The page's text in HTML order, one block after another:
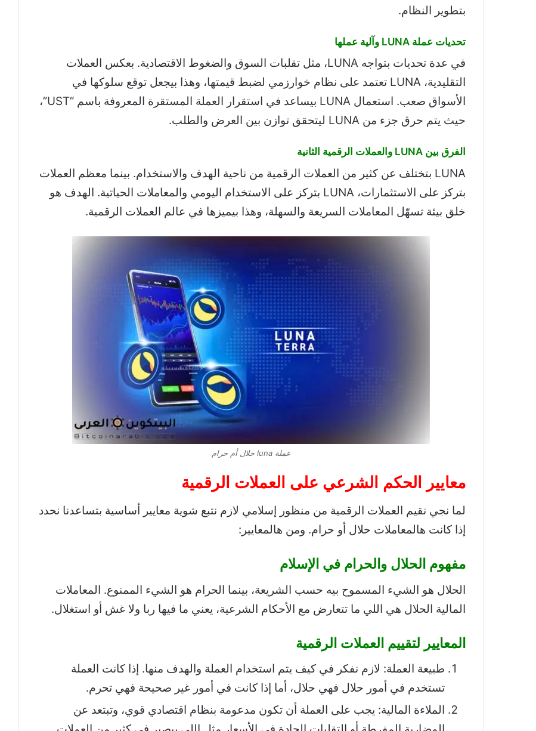
بتطوير النظام.
تحديات عملة LUNA وآلية عملها
في عدة تحديات بتواجه LUNA، مثل تقلبات السوق والضغوط الاقتصادية. بعكس العملات
التقليدية، LUNA تعتمد على نظام خوارزمي لضبط قيمتها، وهذا بيجعل توقع سلوكها في
الأسواق صعب. استعمال LUNA بيساعد في استقرار العملة المستقرة المعروفة باسم “UST”،
حيث يتم حرق جزء من LUNA ليتحقق توازن بين العرض والطلب.
الفرق بين LUNA والعملات الرقمية الثانية
LUNA بتختلف عن كثير من العملات الرقمية من ناحية الهدف والاستخدام. بينما معظم العملات
بتركز على الاستثمارات، LUNA بتركز على الاستخدام اليومي والمعاملات الحياتية. الهدف هو
خلق بيئة تسهّل المعاملات السريعة والسهلة، وهذا بيميزها في عالم العملات الرقمية.
عملة luna حلال أم حرام
معايير الحكم الشرعي على العملات الرقمية
لما نجي نقيم العملات الرقمية من منظور إسلامي لازم نتبع شوية معايير أساسية بتساعدنا نحدد
إذا كانت هالمعاملات حلال أو حرام. ومن هالمعايير:
مفهوم الحلال والحرام في الإسلام
الحلال هو الشيء المسموح بيه حسب الشريعة، بينما الحرام هو الشيء الممنوع. المعاملات
المالية الحلال هي اللي ما تتعارض مع الأحكام الشرعية، يعني ما فيها ربا ولا غش أو استغلال.
المعايير لتقييم العملات الرقمية
طبيعة العملة: لازم نفكر في كيف يتم استخدام العملة والهدف منها. إذا كانت العملة
تستخدم في أمور حلال فهي حلال، أما إذا كانت في أمور غير صحيحة فهي تحرم.
الملاءة المالية: يجب على العملة أن تكون مدعومة بنظام اقتصادي قوي، وتبتعد عن